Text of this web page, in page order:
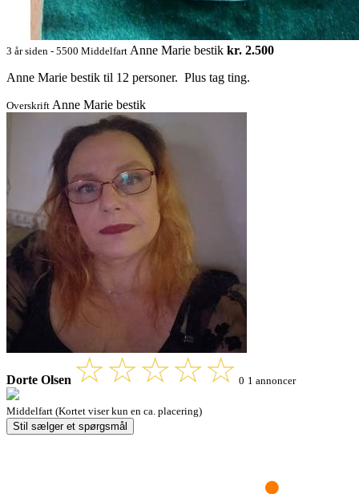
3 år siden - 5500 Middelfart Anne Marie bestik kr. 2.500
Anne Marie bestik til 12 personer. Plus tag ting.
Overskrift Anne Marie bestik
Dorte Olsen 0 1 annoncer
Middelfart (Kortet viser kun en ca. placering)
Stil sælger et spørgsmål